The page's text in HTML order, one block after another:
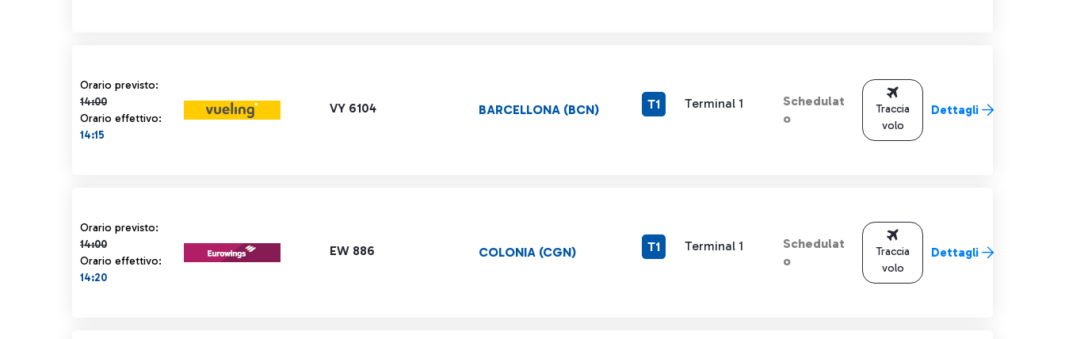
Orario previsto:
14:00
Orario previsto 14:00 barrato
Orario effettivo:
14:15
VY 6104 BARCELLONA (BCN) T1 Terminal 1
Schedulat
o
Traccia
volo
Dettagli
Orario previsto:
14:00
Orario previsto 14:00 barrato
Orario effettivo:
14:20
EW 886 COLONIA (CGN) T1 Terminal 1
Schedulat
o
Traccia
volo
Dettagli